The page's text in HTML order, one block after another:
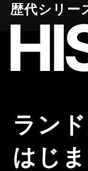
歴代シリー
ラン
はじま